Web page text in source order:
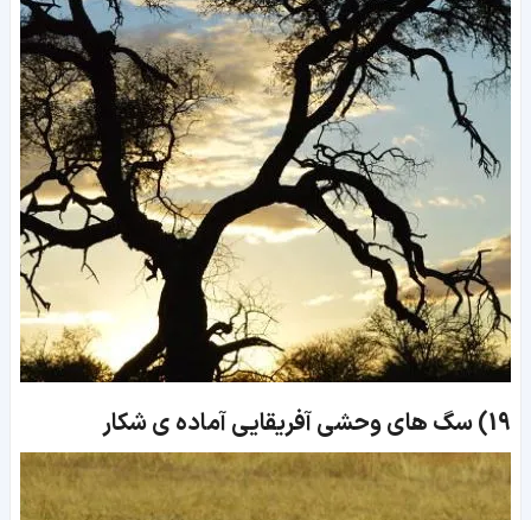
19) سگ های وحشی آفریقایی آماده ی شکار